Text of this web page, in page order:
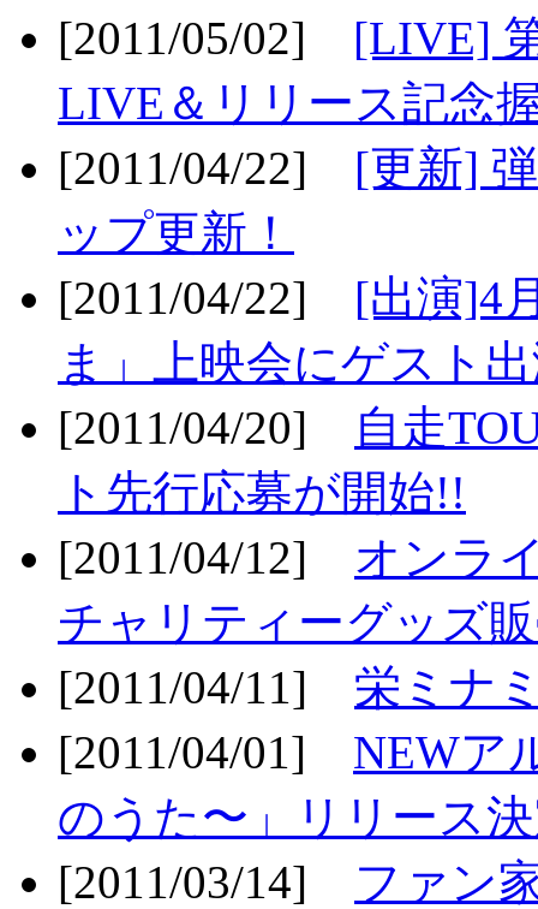
[2011/05/02] [LIVE]
LIVE＆リリース記念
[2011/04/22] [更新]
ップ更新！
[2011/04/22] [出演]4
ま」上映会にゲスト
[2011/04/20]
自走
ト先行応募が開始!!
[2011/04/12] オンラ
チャリティーグッズ
[2011/04/11] 栄ミナ
[2011/04/01] NEWア
のうた〜」リリース
[2011/03/14] ファン